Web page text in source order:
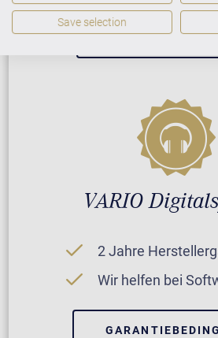
VARIO
2 Jahre
Wir helfen bei
Save selection